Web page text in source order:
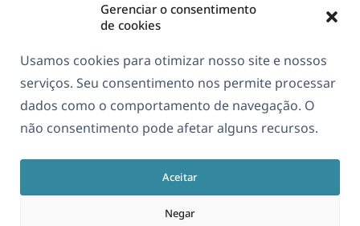
Gerenciar o consentimento
de cookies
Usamos cookies para otimizar nosso site e nossos
serviços. Seu consentimento nos permite processar
dados como o comportamento de navegação. O
não consentimento pode afetar alguns recursos.
Aceitar
Negar
Português
GDPR & Política de Privacidade
Junte-se à nossa equipe(abre
em
janela)
em
uma
nova
janela)
em
uma
nova
janela)
(abre
em
nova